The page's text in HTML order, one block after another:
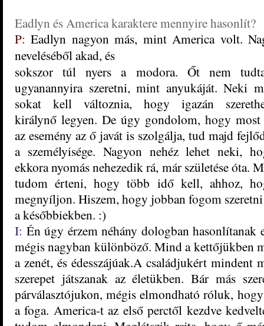
Eadlyn és America karaktere mennyire hasonlít?
P: Eadlyn nagyon más, mint America volt.
neveléséből akad, és
sokszor túl nyers a modora. Őt nem
ugyanannyira szeretni, mint anyukáját. Neki
sokat kell változnia, hogy igazán
királynő legyen. De úgy gondolom, hogy most
az esemény az ő javát is szolgálja, tud majd
a személyisége. Nagyon nehéz lehet neki,
ekkora nyomás nehezedik rá, már születése óta.
tudom érteni, hogy több idő kell, ahhoz,
megnyíljon. Hiszem, hogy jobban fogom
a későbbiekben. :)
I: Én úgy érzem néhány dologban hasonlítanak
mégis nagyban különböző. Mind a kettőjükben
a zenét, és édesszájúak.A családjukért mindent
szerepet játszanak az életükben. Bár más
párválasztójukon, mégis elmondható róluk,
a foga. America-t az első perctől kezdve